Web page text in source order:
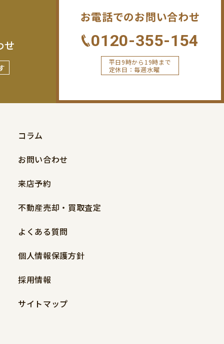
せ
お電話でのお問い合わせ
0120-355-154
平日9時から19時まで
定休日：毎週水曜
コラム
お問い合わせ
来店予約
不動産売却・買取査定
よくある質問
個人情報保護方針
採用情報
サイトマップ